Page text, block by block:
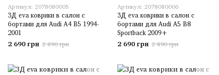
Артикул: 2078080005
3Д eva коврики в салон с
бортами для Audi A4 B5 1994-
2001
2 690 грн 2 890 грн
Артикул: 2078080006
3Д eva коврики в салон с
бортами для Audi A5 B8
Sportback 2009+
2 690 грн 2 890 грн